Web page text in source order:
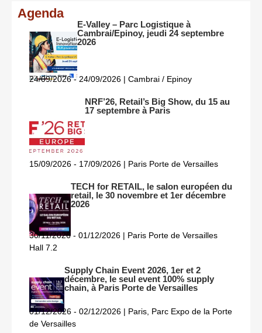
Agenda
E-Valley – Parc Logistique à
Cambrai/Epinoy, jeudi 24 septembre
2026
24/09/2026 - 24/09/2026 | Cambrai / Epinoy
NRF’26, Retail’s Big Show, du 15 au
17 septembre à Paris
15/09/2026 - 17/09/2026 | Paris Porte de Versailles
TECH for RETAIL, le salon européen du
retail, le 30 novembre et 1er décembre
2026
30/11/2026 - 01/12/2026 | Paris Porte de Versailles
Hall 7.2
Supply Chain Event 2026, 1er et 2
décembre, le seul event 100% supply
chain, à Paris Porte de Versailles
01/12/2026 - 02/12/2026 | Paris, Parc Expo de la Porte
de Versailles